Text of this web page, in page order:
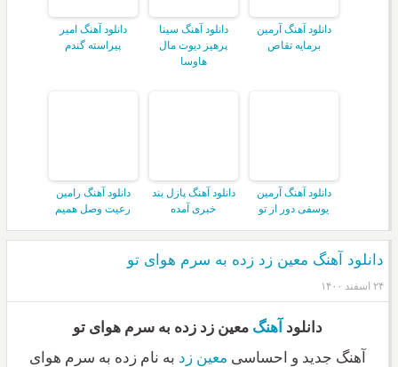
دانلود آهنگ آرمین
برمایه تقاص
دانلود آهنگ سینا
پرهیز دیوت مال
هاوسا
دانلود آهنگ امیر
پیراسته گندم
دانلود آهنگ آرمین
یوسفی دور از تو
دانلود آهنگ پازل بند
خبری آمده
دانلود آهنگ رامین
رعیت وصل همیم
دانلود آهنگ معین زد زده به سرم هوای تو
۲۴ اسفند ۱۴۰۰
دانلود آهنگ معین زد زده به سرم هوای تو
آهنگ جدید و احساسی معین زد به نام زده به سرم هوای